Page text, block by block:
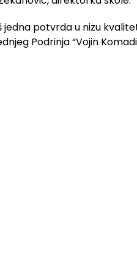
jedna potvrda u nizu
Podrinja “Vojin